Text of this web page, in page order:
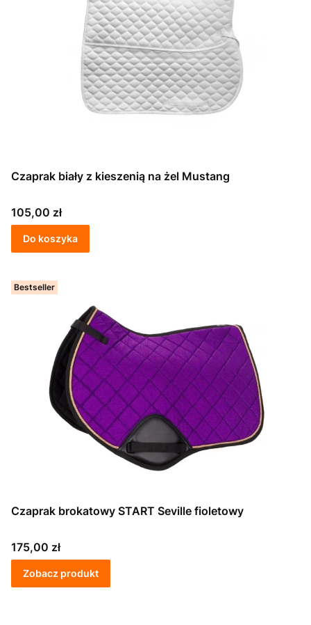
Czaprak biały z kieszenią na żel Mustang
Cena
105,00 zł
Do koszyka
Bestseller
Czaprak brokatowy START Seville fioletowy
Cena
175,00 zł
Zobacz produkt